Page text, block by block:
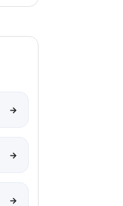
→
→
→